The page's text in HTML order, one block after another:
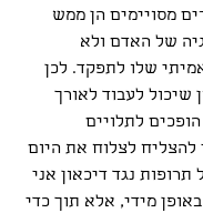
מסויימים הן ממש
של האדם ולא
שלו לתפקד. לכן
שיכול לעבוד לאורך
הופכים לתלויים
להצליח לצלוח את היום
תרופות נגד דיכאון אני
מידי, אלא תוך כדי